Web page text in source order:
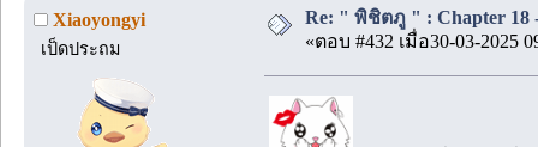
Xiaoyongyi
เป็ดประถม
Re: " พิชิตภู " : Chapter 18
«ตอบ #432 เมื่อ30-03-2025